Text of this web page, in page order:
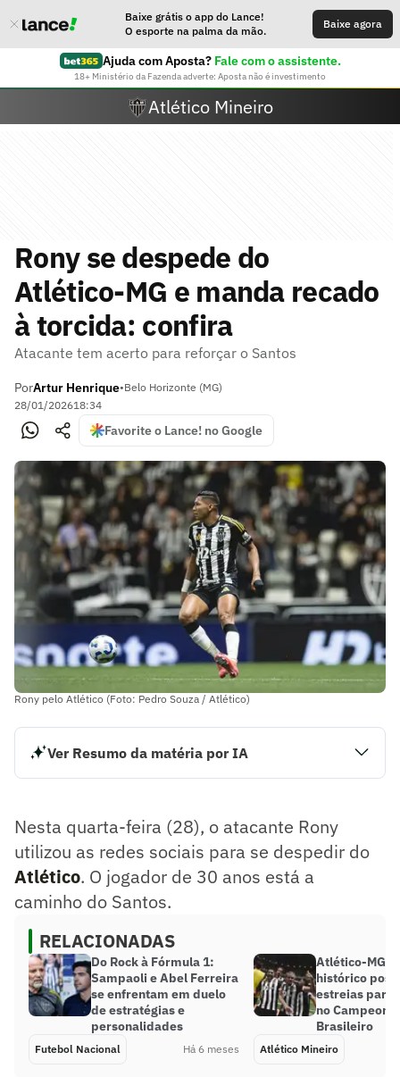
Baixe grátis o app do Lance!
O esporte na palma da mão.
Baixe agora
Ajuda com Aposta? Fale com o assistente.
18+ Ministério da Fazenda adverte: Aposta não é investimento
Atlético Mineiro
Rony se despede do
Atlético-MG e manda recado
à torcida: confira
Atacante tem acerto para reforçar o Santos
PorArtur Henrique•Belo Horizonte (MG)
28/01/202618:34
Favorite o Lance! no Google
Rony pelo Atlético (Foto: Pedro Souza / Atlético)
Ver Resumo da matéria por IA
Resumo supervisionado pelo jornalista!
Nesta quarta-feira (28), o atacante Rony
utilizou as redes sociais para se despedir do
Atlético. O jogador de 30 anos está a
caminho do Santos.
RELACIONADAS
Do Rock à Fórmula 1:
Sampaoli e Abel Ferreira
se enfrentam em duelo
de estratégias e
personalidades
Futebol Nacional Há 6 meses
Atlético-MG
histórico
estreias para
no
Brasileiro
Atlético Mineiro